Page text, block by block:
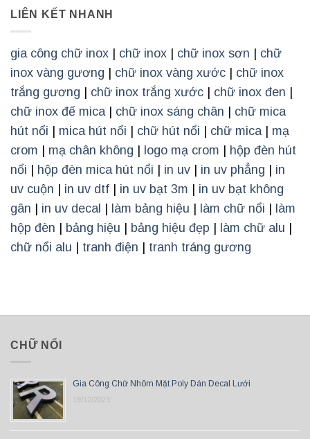
LIÊN KẾT NHANH
gia công chữ inox | chữ inox | chữ inox sơn | chữ
inox vàng gương | chữ inox vàng xước | chữ inox
trắng gương | chữ inox trắng xước | chữ inox đen |
chữ inox đế mica | chữ inox sáng chân | chữ mica
hút nổi | mica hút nổi | chữ hút nổi | chữ mica | mạ
crom | mạ chân không | logo mạ crom | hộp đèn hút
nổi | hộp đèn mica hút nổi | in uv | in uv phẳng | in
uv cuộn | in uv dtf | in uv bạt 3m | in uv bạt không
gân | in uv decal | làm bảng hiệu | làm chữ nổi | làm
hộp đèn | bảng hiệu | bảng hiệu đẹp | làm chữ alu |
chữ nổi alu | tranh điện | tranh tráng gương
CHỮ NỔI
Gia Công Chữ Nhôm Mặt Poly Dán Decal Lưới
19/12/2023